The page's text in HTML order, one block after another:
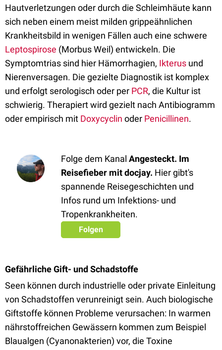
Hautverletzungen oder durch die Schleimhäute kann
sich neben einem meist milden grippeähnlichen
Krankheitsbild in wenigen Fällen auch eine schwere
Leptospirose (Morbus Weil) entwickeln. Die
Symptomtrias sind hier Hämorrhagien, Ikterus und
Nierenversagen. Die gezielte Diagnostik ist komplex
und erfolgt serologisch oder per PCR, die Kultur ist
schwierig. Therapiert wird gezielt nach Antibiogramm
oder empirisch mit Doxycyclin oder Penicillinen.
Folge dem Kanal Angesteckt. Im
Reisefieber mit docjay. Hier gibt's
spannende Reisegeschichten und
Infos rund um Infektions- und
Tropenkrankheiten.
Folgen
Gefährliche Gift- und Schadstoffe
Seen können durch industrielle oder private Einleitung
von Schadstoffen verunreinigt sein. Auch biologische
Giftstoffe können Probleme verursachen: In warmen
nährstoffreichen Gewässern kommen zum Beispiel
Blaualgen (Cyanonakterien) vor, die Toxine